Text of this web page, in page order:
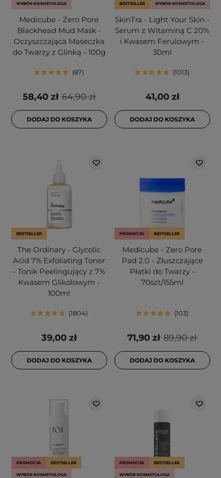
WYBÓR KOSMETOLOGA
Medicube - Zero Pore
Blackhead Mud Mask -
Oczyszczająca Maseczka
do Twarzy z Glinką - 100g
87
64,90 zł
58,40 zł
DODAJ DO KOSZYKA
BESTSELLER WYBÓR KOSMETOLOGA
SkinTra - Light Your Skin -
Serum z Witaminą C 20%
i Kwasem Ferulowym -
30ml
1013
41,00 zł
DODAJ DO KOSZYKA
BESTSELLER
The Ordinary - Glycolic
Acid 7% Exfoliating Toner
- Tonik Peelingujący z 7%
Kwasem Glikolowym -
100ml
1804
39,00 zł
DODAJ DO KOSZYKA
PROMOCJA BESTSELLER
Medicube - Zero Pore
Pad 2.0 - Złuszczające
Płatki do Twarzy -
70szt/155ml
103
89,90 zł
71,90 zł
DODAJ DO KOSZYKA
PROMOCJA BESTSELLER
WYBÓR KOSMETOLOGA
PROMOCJA BESTSELLER
WYBÓR KOSMETOLOGA